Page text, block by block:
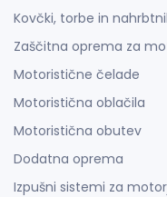
Kovčki, torbe in
Zaščitna oprema za
Motoristične čelade
Motoristična oblačila
Motoristična obutev
Dodatna oprema
Izpušni sistemi za